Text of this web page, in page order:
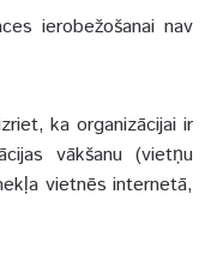
ierobežošanai nav
ka organizācijai ir
vākšanu (vietņu
vietnēs internetā,